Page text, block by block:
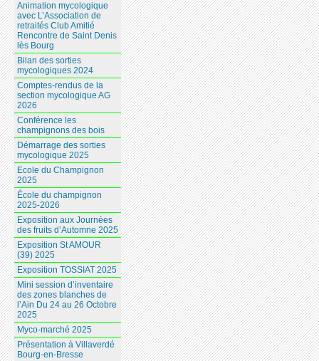
Animation mycologique
avec L’Association de
retraités Club Amitié
Rencontre de Saint Denis
lès Bourg
Bilan des sorties
mycologiques 2024
Comptes-rendus de la
section mycologique AG
2026
Conférence les
champignons des bois
Démarrage des sorties
mycologique 2025
Ecole du Champignon
2025
École du champignon
2025-2026
Exposition aux Journées
des fruits d’Automne 2025
Exposition St AMOUR
(39) 2025
Exposition TOSSIAT 2025
Mini session d’inventaire
des zones blanches de
l’Ain Du 24 au 26 Octobre
2025
Myco-marché 2025
Présentation à Villaverdé
Bourg-en-Bresse